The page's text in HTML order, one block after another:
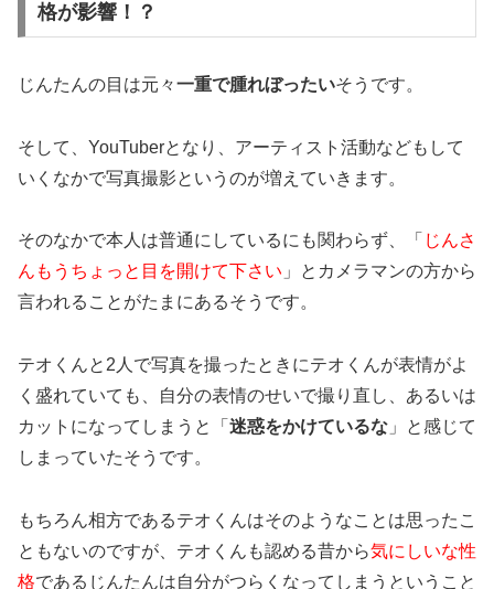
格が影響！？
じんたんの目は元々一重で腫れぼったいそうです。
そして、YouTuberとなり、アーティスト活動などもして
いくなかで写真撮影というのが増えていきます。
そのなかで本人は普通にしているにも関わらず、「 じんさ
んもうちょっと目を開けて下さい 」とカメラマンの方から
言われることがたまにあるそうです。
テオくんと2人で写真を撮ったときにテオくんが表情がよ
く盛れていても、自分の表情のせいで撮り直し、あるいは
カットになってしまうと「 迷惑をかけているな 」と感じて
しまっていたそうです。
もちろん相方であるテオくんはそのようなことは思ったこ
ともないのですが、テオくんも認める昔から気にしいな性
格であるじんたんは自分がつらくなってしまうということ